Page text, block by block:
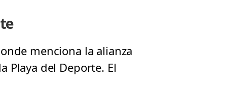
menciona la alianza
Playa del Deporte. El